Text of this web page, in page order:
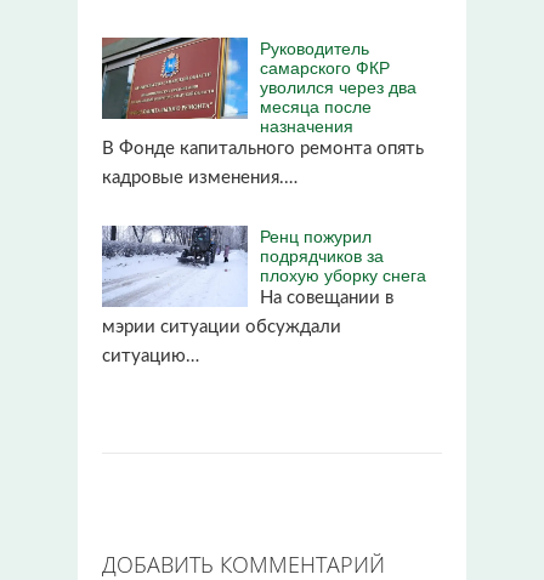
Руководитель
самарского ФКР
уволился через два
месяца после
назначения
В Фонде капитального ремонта опять
кадровые изменения.…
Ренц пожурил
подрядчиков за
плохую уборку снега
На совещании в
мэрии ситуации обсуждали
ситуацию…
ДОБАВИТЬ КОММЕНТАРИЙ